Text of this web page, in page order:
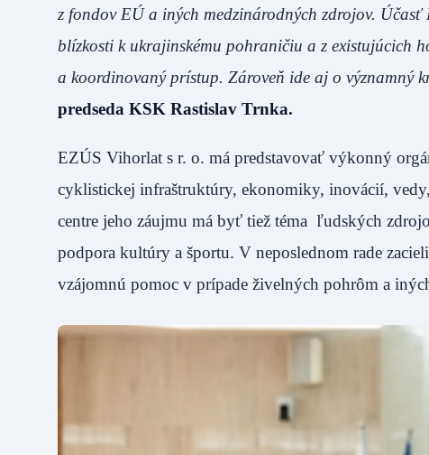
z fondov EÚ a iných medzinárodných zdrojov.
blízkosti k ukrajinskému pohraničiu a z existujúcich
a koordinovaný prístup. Zároveň ide aj o významný
predseda KSK Rastislav Trnka.
EZÚS Vihorlat s r. o. má predstavovať výkonný
cyklistickej infraštruktúry, ekonomiky, inovácií,
centre jeho záujmu má byť tiež téma ľudských
podpora kultúry a športu. V neposlednom rade
vzájomnú pomoc v prípade živelných pohrôm a